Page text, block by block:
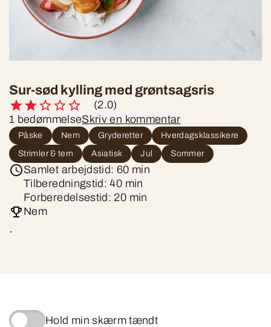
Sur-sød kylling med grøntsagsris
(2.0)
1 bedømmelseSkriv en kommentar
Påske Nem Gryderetter
Hverdagsklassikere
Strimler & tern
Asiatisk Jul Sommer
Samlet arbejdstid: 60 min
Tilberedningstid: 40 min
Forberedelsestid: 20 min
Nem
.
Hold min skærm tændt